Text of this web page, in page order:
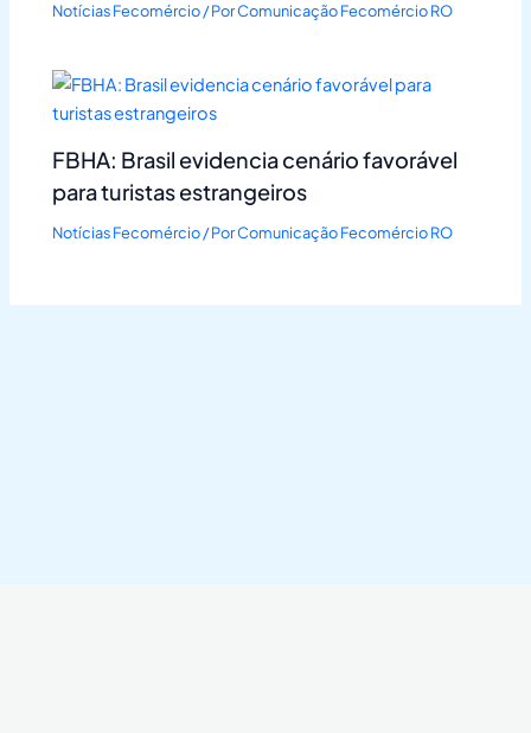
Notícias Fecomércio/ PorComunicação Fecomércio RO
FBHA: Brasil evidencia cenário favorável
para turistas estrangeiros
Notícias Fecomércio/ PorComunicação Fecomércio RO